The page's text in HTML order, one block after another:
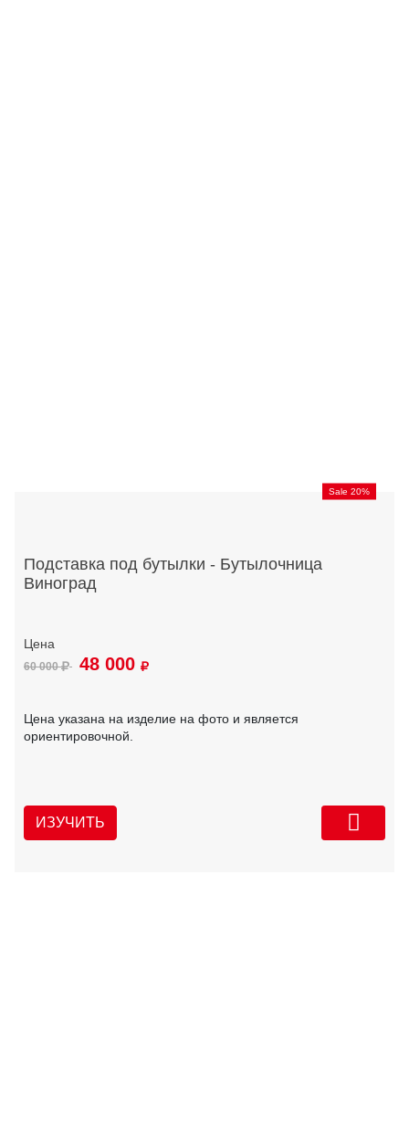
Sale 20%
Подставка под бутылки - Бутылочница
Виноград
60 000 48 000
Цена указана на изделие на фото и является
ориентировочной.
ИЗУЧИТЬ